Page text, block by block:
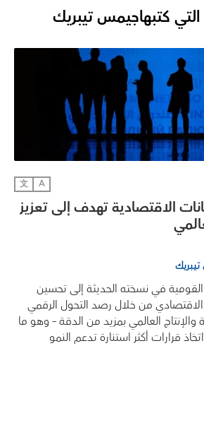
كتبهاجيمس تيبريك
A
文
الاقتصادية تهدف إلى تعزيز
في نسخته الحديثة إلى تحسين
من خلال رصد التحول الرقمي
العالمي بمزيد من الدقة – وهو ما
قرارات أكثر استنارة تدعم النمو